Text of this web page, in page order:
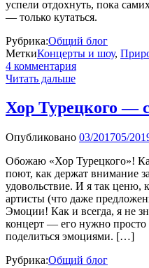
успели отдохнуть, пока
— только кутаться.
Рубрика:Общий блог
МеткиКонцерты и шоу,
4 комментария
Читать дальше
Хор Турецкого —
Опубликовано 03/201705/
Обожаю «Хор Турецкого»!
поют, как держат внимание
удовольствие. И я так ценю,
артисты (что даже
Эмоции! Как и всегда, я не
концерт — его нужно
поделиться эмоциями. […]
Рубрика:Общий блог